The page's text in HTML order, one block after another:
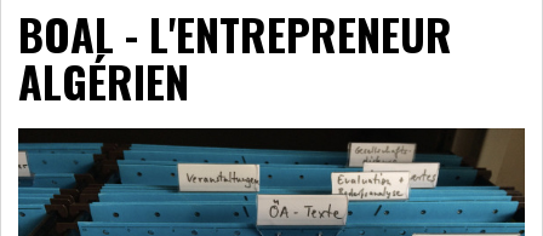
BOAL - L'ENTREPRENEUR
ALGÉRIEN